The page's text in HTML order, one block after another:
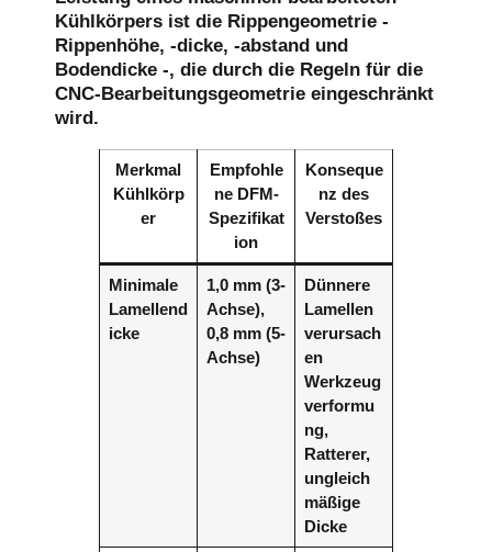
Kühlkörpers ist die Rippengeometrie -
Rippenhöhe, -dicke, -abstand und
Bodendicke -, die durch die Regeln für die
CNC-Bearbeitungsgeometrie eingeschränkt
wird.
Merkmal
Kühlkörp
er
Empfohle
ne DFM-
Spezifikat
ion
Konseque
nz des
Verstoßes
Minimale
Lamellend
icke
1,0 mm (3-
Achse),
0,8 mm (5-
Achse)
Dünnere
Lamellen
verursach
en
Werkzeug
verformu
ng,
Ratterer,
ungleich
mäßige
Dicke